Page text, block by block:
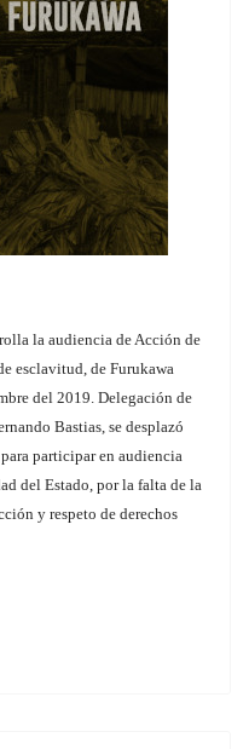
la audiencia de Acción de
esclavitud, de Furukawa
del 2019. Delegación de
Bastias, se desplazó
participar en audiencia
del Estado, por la falta de la
y respeto de derechos